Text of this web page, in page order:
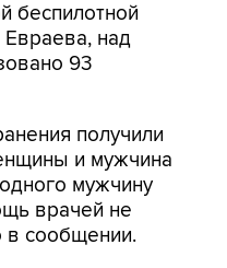
беспилотной
над
93
получили
и мужчина
мужчину
врачей не
в сообщении.